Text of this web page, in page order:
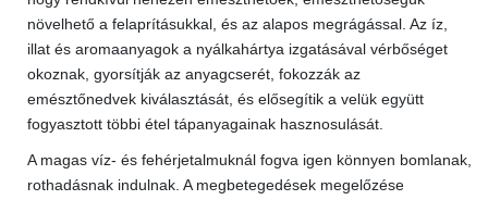
növelhető a felaprításukkal, és az alapos megrágással. Az íz,
illat és aromaanyagok a nyálkahártya izgatásával vérbőséget
okoznak, gyorsítják az anyagcserét, fokozzák az
emésztőnedvek kiválasztását, és elősegítik a velük együtt
fogyasztott többi étel tápanyagainak hasznosulását.
A magas víz- és fehérjetalmuknál fogva igen könnyen bomlanak,
rothadásnak indulnak. A megbetegedések megelőzése